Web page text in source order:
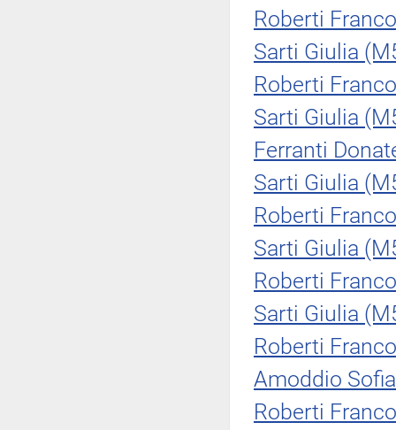
Roberti Franco
Sarti Giulia
Roberti Franco
Sarti Giulia
Ferranti
Sarti Giulia
Roberti Franco
Sarti Giulia
Roberti Franco
Sarti Giulia
Roberti Franco
Amoddio
Roberti Franco